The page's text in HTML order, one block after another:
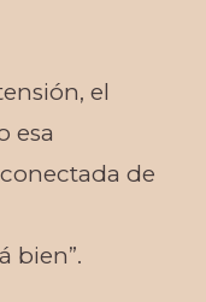
el
esa
de
bien”.